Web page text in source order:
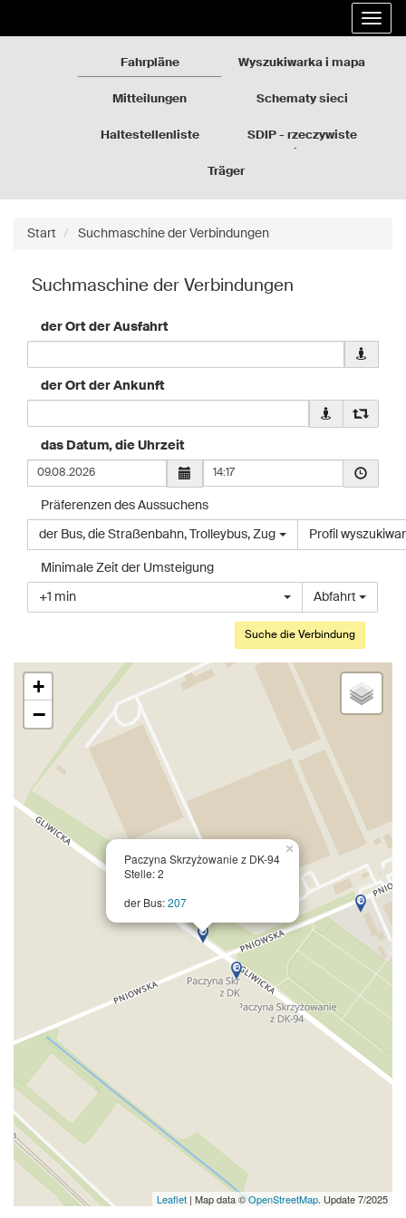
die
Fahrpläne Wyszukiwarka i mapa
Mitteilungen Schematy sieci
Haltestellenliste
SDIP - rzeczywiste
Träger
Start Suchmaschine der Verbindungen
Suchmaschine der Verbindungen
der Ort der Ausfahrt
Pobierz
dane
dla
punktu
z
twojego
der Ort der Ankunft
Pobierz
dane
dla
z
twojego
urządzenia
Zamień
miejscami
das Datum, die Uhrzeit
Uhrzeit
Präferenzen des Aussuchens
Wybierz
pojazdu
der Bus, die Straßenbahn, Trolleybus, Zug
Wybierz
wyszukiwania
połączenia
Profil
Minimale Zeit der Umsteigung
+1 min
Wybierz
przyjazdu
odjazdu
Abfahrt
Paczyna Skrzyżowanie z DK-94
Stelle: 2
der Bus:207
×
+
−
Leaflet | Map data ©OpenStreetMap. Update 7/2025